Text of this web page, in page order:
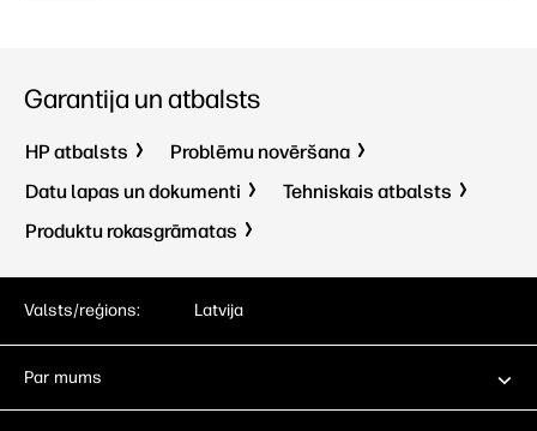
Garantija un atbalsts
HP atbalsts
Problēmu novēršana
Datu lapas un dokumenti
Tehniskais atbalsts
Produktu rokasgrāmatas
Valsts/reģions: Latvija
Par mums